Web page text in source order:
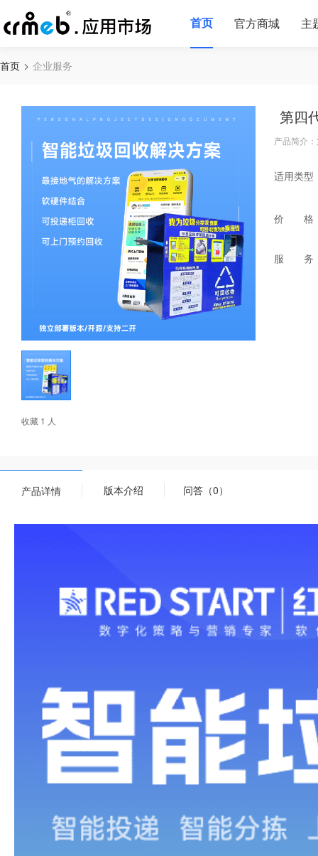
首页 官方商城 主
首页 企业服务
收藏 1 人
第四
产品简介
适用类型
价 格
服 务
产品详情 版本介绍 问答（0）